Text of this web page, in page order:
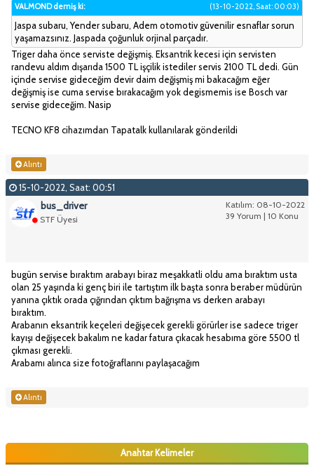
(13-10-2022, Saat: 00:03)
VALMOND demiş ki:
Jaspa subaru, Yender subaru, Adem otomotiv güvenilir esnaflar sorun
yaşamazsınız. Jaspada çoğunluk orjinal parçadır.
Triger daha önce serviste değişmiş. Eksantrik kecesi için servisten
randevu aldım dışarıda 1500 TL işçilik istediler servis 2100 TL dedi. Gün
içinde servise gideceğim devir daim değişmiş mi bakacağım eğer
değişmiş ise cuma servise bırakacağım yok degismemis ise Bosch var
servise gideceğim. Nasip
TECNO KF8 cihazımdan Tapatalk kullanılarak gönderildi
Alıntı
15-10-2022, Saat: 00:51
Katılım: 08-10-2022
39 Yorum | 10 Konu
bus_driver
STF Üyesi
bugün servise bıraktım arabayı biraz meşakkatli oldu ama bıraktım usta
olan 25 yaşında ki genç biri ile tartıştım ilk başta sonra beraber müdürün
yanına çıktık orada çığrından çıktım bağrışma vs derken arabayı
bıraktım.
Arabanın eksantrik keçeleri değişecek gerekli görürler ise sadece triger
kayışı değişecek bakalım ne kadar fatura çıkacak hesabıma göre 5500 tl
çıkması gerekli.
Arabamı alınca size fotoğraflarını paylaşacağım
Alıntı
Anahtar Kelimeler